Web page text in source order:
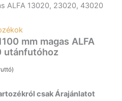
ALFA 13020, 23020, 43020
mm magas ALFA
utánfutóhoz
csak Árajánlatot